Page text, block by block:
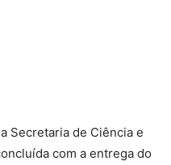
Secretaria de Ciência e
com a entrega do